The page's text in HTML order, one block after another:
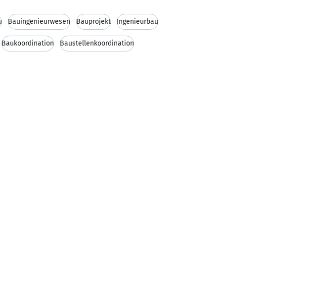
Bauingenieurwesen Bauprojekt Ingenieurbau
Baukoordination Baustellenkoordination